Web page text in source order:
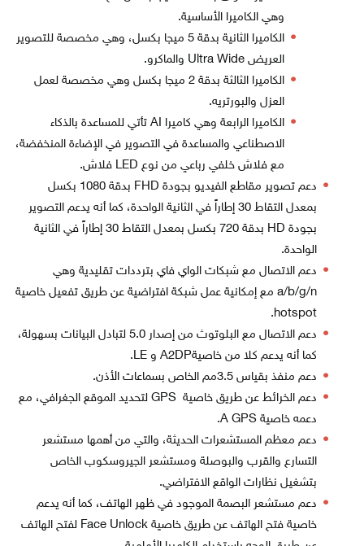
وهي الكاميرا الأساسية.
الكاميرا الثانية بدقة 5 ميجا بكسل، وهي مخصصة للتصوير
العريض Ultra Wide والماكرو.
الكاميرا الثالثة بدقة 2 ميجا بكسل وهي مخصصة لعمل
العزل والبورتريه.
الكاميرا الرابعة وهي كاميرا AI تأتي للمساعدة بالذكاء
الاصطناعي والمساعدة في التصوير في الإضاءة المنخفضة،
مع فلاش خلفي رباعي من نوع LED فلاش.
دعم تصوير مقاطع الفيديو بجودة FHD بدقة 1080 بكسل
بمعدل التقاط 30 إطاراً في الثانية الواحدة، كما أنه يدعم التصوير
بجودة HD بدقة 720 بكسل بمعدل التقاط 30 إطاراً في الثانية
الواحدة.
دعم الاتصال مع شبكات الواي فاي بترددات تقليدية وهي
a/b/g/n مع إمكانية عمل شبكة افتراضية عن طريق تفعيل خاصية
hotspot.
دعم الاتصال مع البلوتوث من إصدار 5.0 لتبادل البيانات بسهولة،
كما أنه يدعم كلا من خاصيةA2DP و LE.
دعم منفذ بقياس 3.5مم الخاص بسماعات الأذن.
دعم الخرائط عن طريق خاصية GPS لتحديد الموقع الجغرافي، مع
دعمه خاصية A GPS.
دعم معظم المستشعرات الحديثة، والتي من أهمها مستشعر
التسارع والقرب والبوصلة ومستشعر الجيروسكوب الخاص
بتشغيل نظارات الواقع الافتراضي.
دعم مستشعر البصمة الموجود في ظهر الهاتف، كما أنه يدعم
خاصية فتح الهاتف عن طريق خاصية Face Unlock لفتح الهاتف